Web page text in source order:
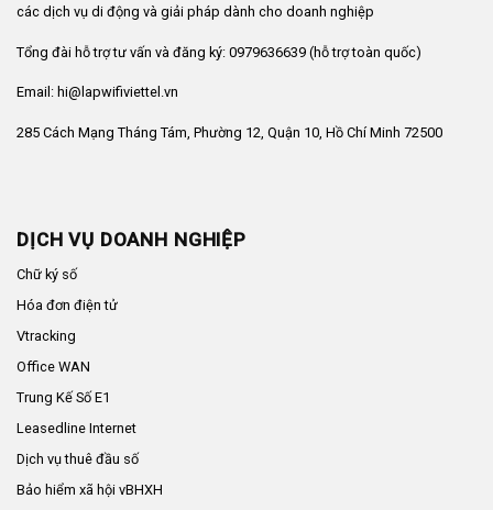
các dịch vụ di động và giải pháp dành cho doanh nghiệp
Tổng đài hỗ trợ tư vấn và đăng ký: 0979636639 (hỗ trợ toàn quốc)
Email: hi@lapwifiviettel.vn
285 Cách Mạng Tháng Tám, Phường 12, Quận 10, Hồ Chí Minh 72500
DỊCH VỤ DOANH NGHIỆP
Chữ ký số
Hóa đơn điện tử
Vtracking
Office WAN
Trung Kế Số E1
Leasedline Internet
Dịch vụ thuê đầu số
Bảo hiểm xã hội vBHXH